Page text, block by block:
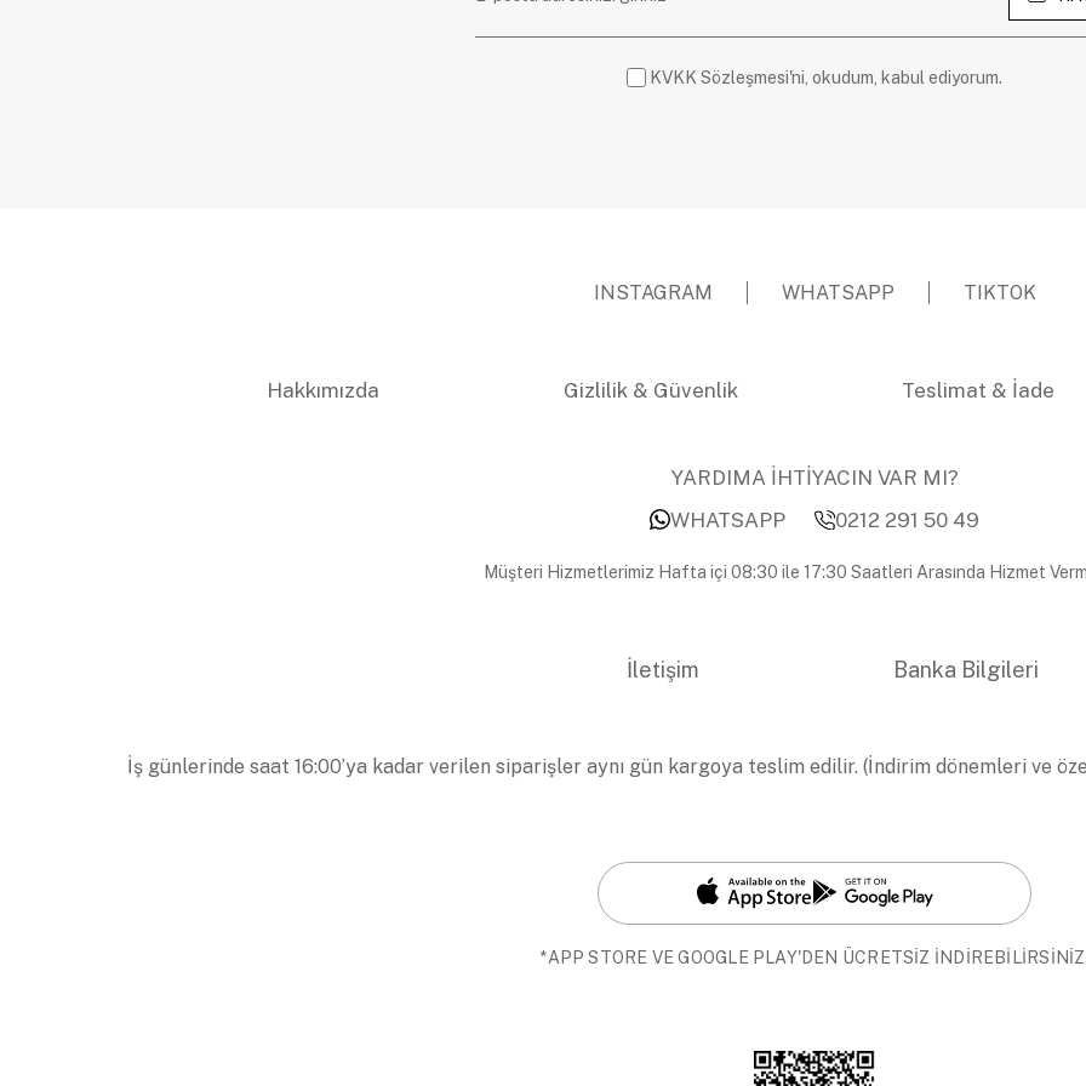
KVKK Sözleşmesi'ni, okudum, kabul ediyorum.
INSTAGRAM WHATSAPP TIKTOK
Hakkımızda Gizlilik & Güvenlik Teslimat & İade
YARDIMA İHTİYACIN VAR MI?
WHATSAPP
0212 291 50 49
Müşteri Hizmetlerimiz Hafta içi 08:30 ile 17:30 Saatleri Arasında Hizmet
İletişim Banka Bilgileri
İş günlerinde saat 16:00’ya kadar verilen siparişler aynı gün kargoya teslim edilir. (İndirim dönemleri ve
*APP STORE VE GOOGLE PLAY'DEN ÜCRETSİZ